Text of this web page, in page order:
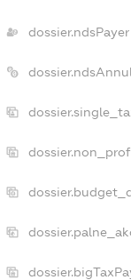
dossier.ndsPayer
dossier.ndsAnnul